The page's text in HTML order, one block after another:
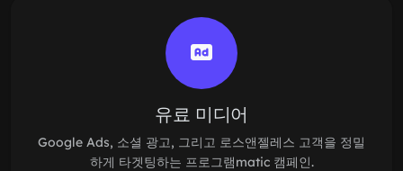
유료 미디어
Google Ads, 소셜 광고, 그리고 로스앤젤레스 고객을 정밀
하게 타겟팅하는 프로그램matic 캠페인.